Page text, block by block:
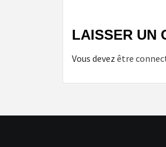
LAISSER UN
Vous devez être